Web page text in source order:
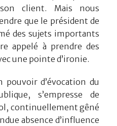
client. Mais nous
que le président de
des sujets importants
appelé à prendre des
une pointe d’ironie.
d’évocation du
s’empresse de
continuellement gêné
absence d’influence